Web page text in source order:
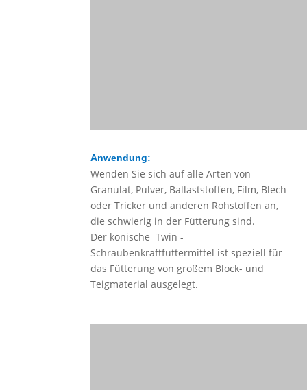
Anwendung:
Wenden Sie sich auf alle Arten von
Granulat, Pulver, Ballaststoffen, Film, Blech
oder Tricker und anderen Rohstoffen an,
die schwierig in der Fütterung sind.
Der konische Twin -
Schraubenkraftfuttermittel ist speziell für
das Fütterung von großem Block- und
Teigmaterial ausgelegt.